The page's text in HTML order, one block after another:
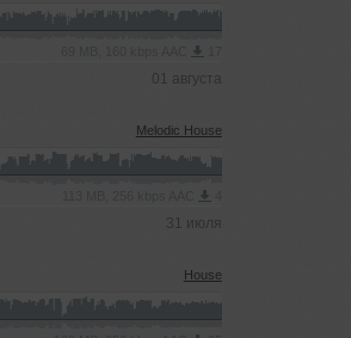
01 августа
Melodic House
31 июля
House